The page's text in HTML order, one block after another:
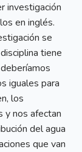
investigación
en inglés.
se
tiene
iguales para
los
y nos afectan
del agua
que van